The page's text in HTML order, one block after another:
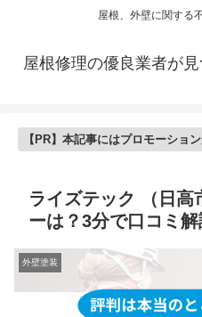
屋根、外壁に関する
屋根修理の優良業者が
【PR】本記事にはプロモーショ
ライズテック （日高
ーは？3分で口コミ解
外壁塗装